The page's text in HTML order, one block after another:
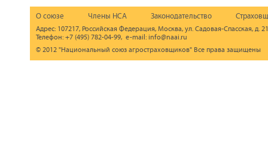
О союзе Члены НСА Законодательство
Адрес: 107217, Российская Федерация, Москва, ул. Садовая-Спасская, д.
Телефон: +7 (495) 782-04-99, e-mail: info@naai.ru
© 2012 "Национальный союз агростраховщиков" Все права защищены